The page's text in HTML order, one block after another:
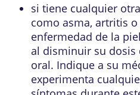
si tiene cualquier
como asma, artritis o
enfermedad de la
al disminuir su dosis
oral. Indique a su
experimenta